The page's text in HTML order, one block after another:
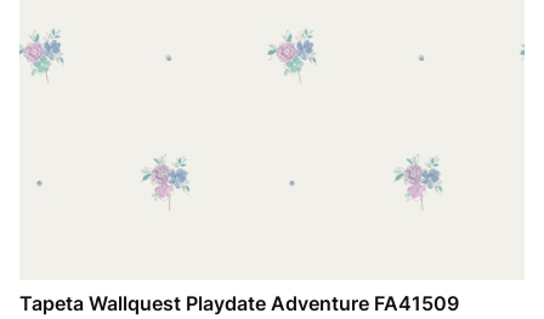
Tapeta Wallquest Playdate Adventure FA41509